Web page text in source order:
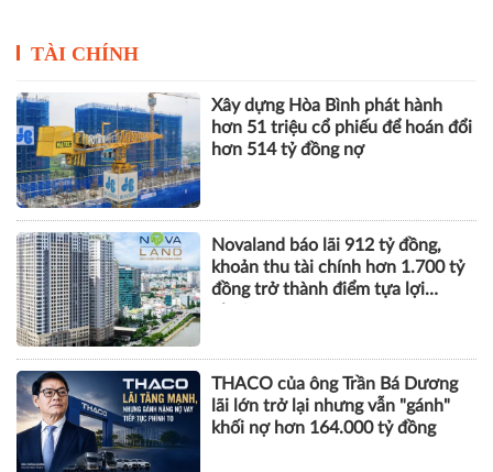
TÀI CHÍNH
Xây dựng Hòa Bình phát hành
hơn 51 triệu cổ phiếu để hoán đổi
hơn 514 tỷ đồng nợ
Novaland báo lãi 912 tỷ đồng,
khoản thu tài chính hơn 1.700 tỷ
đồng trở thành điểm tựa lợi
THACO của ông Trần Bá Dương
lãi lớn trở lại nhưng vẫn "gánh"
khối nợ hơn 164.000 tỷ đồng